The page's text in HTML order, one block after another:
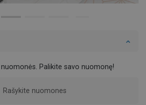
Palikite savo nuomonę!
Rašykite nuomones